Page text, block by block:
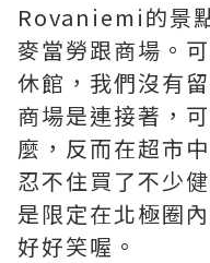
Rovaniemi的景
麥當勞跟商場。
休館，我們沒有
商場是連接著，
麼，反而在超市
忍不住買了不少
是限定在北極圈
好好笑喔。